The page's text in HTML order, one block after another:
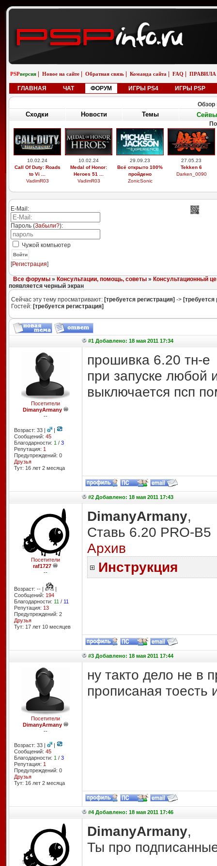
PSPверсия Новое на сайте Обратная связь Команда сайта FAQ ПРАВИЛА
ГЛАВНАЯ ЧАТ ФОРУМ ИГРЫ PS4 ИГРЫ PSP
Обзор
Сходки Новости Темы Сейвы
10.02.24
Call Of Duty: Roads
to Vi ...
VadimR03
10.02.24
Medal of Honor:
Heroes 51 ...
VadimR03
29.09.23
Всё открыто 100%
пройдено
ZonicSonic
27.05.23
Tekken 6
Darken_0090
E-Mail:
Пароль (Забыли?):
Чужой компьютер
Войти
[Регистрация]
Все форумы» Консультации, помощь, советы» Консультационный
появляется черный экран
Сейчас эту тему просматривают: [требуется регистрация] -> [требуется
Гостей: [требуется регистрация]
#1 Добавлено: 18 мая 2011 17:34
Посетители
DimanyArmany
--
Возраст: 33 |
|
Сообщений: 45
Благодарности: 1 / 3
Репутация: 1
Предупреждений: 0
Друзья
Тут: 16 лет 2 месяцa
прошивка 6.20 тн-е
при запуске любой
выключается псп
#2 Добавлено: 18 мая 2011 17:43
Посетители
raf1727
--
Возраст: -- |
|
Сообщений: 194
Благодарности: 11 / 11
Репутация: 13
Предупреждений: 2
Друзья
Тут: 17 лет 10 месяцев
DimanyArmany,
Ставь 6.20 PRO-B5
Архив
Инструкция
#3 Добавлено: 18 мая 2011 17:44
Посетители
DimanyArmany
--
Возраст: 33 |
|
Сообщений: 45
Благодарности: 1 / 3
Репутация: 1
Предупреждений: 0
Друзья
Тут: 16 лет 2 месяцa
ну такто дело не в
прописаная тоесть
#4 Добавлено: 18 мая 2011 17:46
DimanyArmany,
Ты про